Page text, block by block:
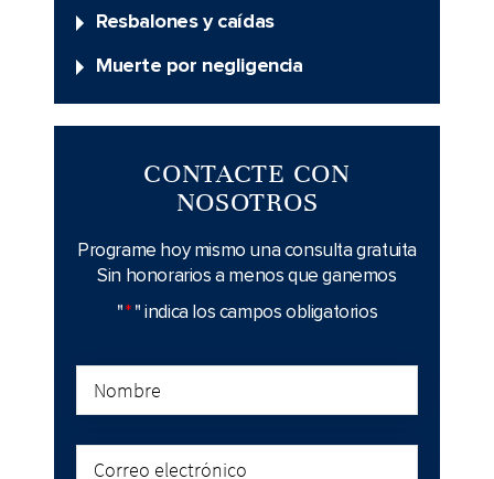
Resbalones y caídas
Muerte por negligencia
CONTACTE CON
NOSOTROS
Programe hoy mismo una consulta gratuita
Sin honorarios a menos que ganemos
"* " indica los campos obligatorios